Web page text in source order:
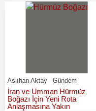
Aslıhan Aktay Gündem
İran ve Umman Hürmüz
Boğazı İçin Yeni Rota
Anlaşmasına Yakın